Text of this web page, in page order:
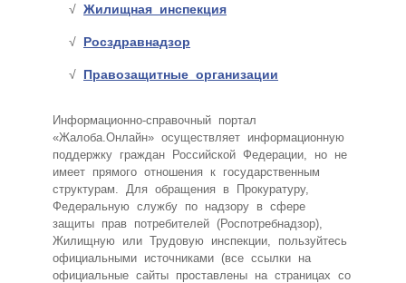
Жилищная инспекция
Росздравнадзор
Правозащитные организации
Информационно-справочный портал
«Жалоба.Онлайн» осуществляет информационную
поддержку граждан Российской Федерации, но не
имеет прямого отношения к государственным
структурам. Для обращения в Прокуратуру,
Федеральную службу по надзору в сфере
защиты прав потребителей (Роспотребнадзор),
Жилищную или Трудовую инспекции, пользуйтесь
официальными источниками (все ссылки на
официальные сайты проставлены на страницах со